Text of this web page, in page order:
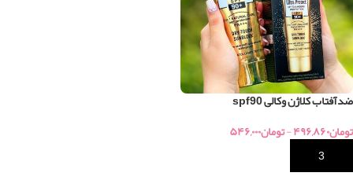
ضدآفتاب کلاژن وکالی spf90
تومان۴۹۶,۸۶۰-تومان۵۴۶,۰۰۰